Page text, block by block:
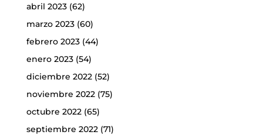
abril 2023(62)
marzo 2023(60)
febrero 2023(44)
enero 2023(54)
diciembre 2022(52)
noviembre 2022(75)
octubre 2022(65)
septiembre 2022(71)